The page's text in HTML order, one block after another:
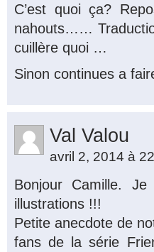
C’est quoi ça?
nahouts……
cuillère quoi …
Sinon continues a
Val Valou
avril 2, 2014 à
Bonjour Camille.
illustrations !!!
Petite anecdote de
fans de la série